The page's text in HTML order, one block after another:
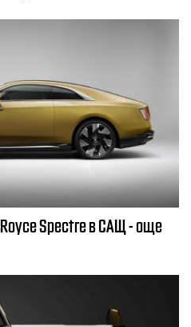
Spectre в САЩ - още